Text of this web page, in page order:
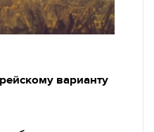
варианту